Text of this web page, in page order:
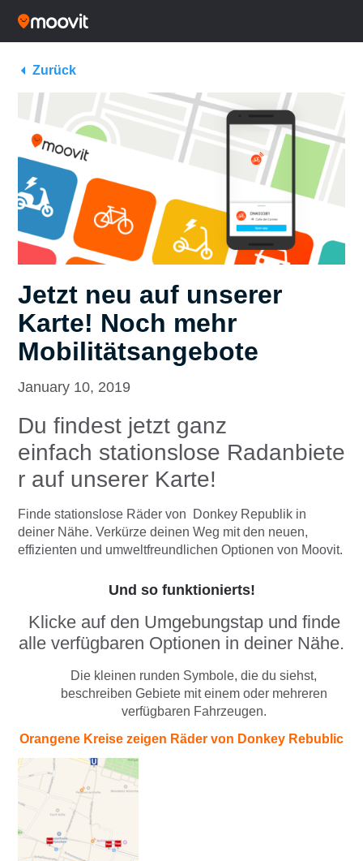
Zurück
Jetzt neu auf unserer
Karte! Noch mehr
Mobilitätsangebote
January 10, 2019
Du findest jetzt ganz
einfach stationslose Radanbiete
r auf unserer Karte!
Finde stationslose Räder von Donkey Republik in
deiner Nähe. Verkürze deinen Weg mit den neuen,
effizienten und umweltfreundlichen Optionen von Moovit.
Und so funktionierts!
Klicke auf den Umgebungstap und finde
alle verfügbaren Optionen in deiner Nähe.
Die kleinen runden Symbole, die du siehst,
beschreiben Gebiete mit einem oder mehreren
verfügbaren Fahrzeugen.
Orangene Kreise zeigen Räder von Donkey Rebublic